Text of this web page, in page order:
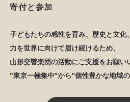
寄付と参加
子どもたちの感性を育み、歴史と文化
力を世界に向けて届け続けるため、
山形交響楽団の活動にご支援をお願い
"東京一極集中"から"個性豊かな地域